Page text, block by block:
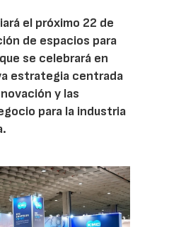
el próximo 22 de
de espacios para
se celebrará en
estrategia centrada
y las
para la industria